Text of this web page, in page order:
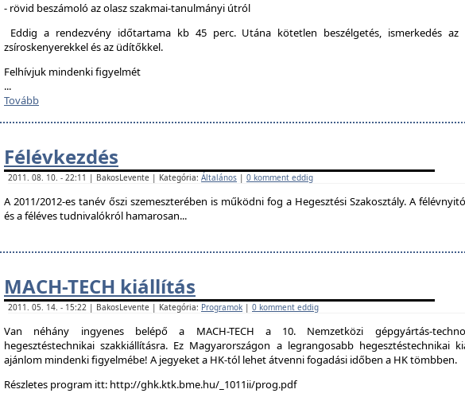
- rövid beszámoló az olasz szakmai-tanulmányi útról
Eddig a rendezvény időtartama kb 45 perc. Utána kötetlen beszélgetés, ismerkedés az
zsíroskenyerekkel és az üdítőkkel.
Felhívjuk mindenki figyelmét
...
Tovább
Félévkezdés
2011. 08. 10. - 22:11 | BakosLevente | Kategória: Általános | 0 komment eddig
A 2011/2012-es tanév őszi szemeszterében is működni fog a Hegesztési Szakosztály. A
és a féléves tudnivalókról hamarosan...
MACH-TECH kiállítás
2011. 05. 14. - 15:22 | BakosLevente | Kategória: Programok | 0 komment eddig
Van néhány ingyenes belépő a MACH-TECH a 10. Nemzetközi gépgyártás-
hegesztéstechnikai szakkiállításra. Ez Magyarországon a legrangosabb hegesztéstechnikai
ajánlom mindenki figyelmébe! A jegyeket a HK-tól lehet átvenni fogadási időben a HK tömbben.
Részletes program itt: http://ghk.ktk.bme.hu/_1011ii/prog.pdf